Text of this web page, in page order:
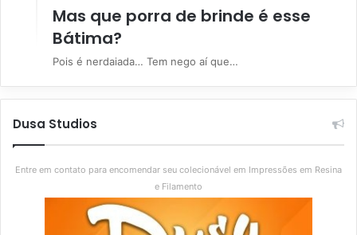
Mas que porra de brinde é esse
Bátima?
Pois é nerdaiada… Tem nego aí que…
Dusa Studios
Entre em contato para encomendar seu colecionável em Impressões em Resina
e Filamento